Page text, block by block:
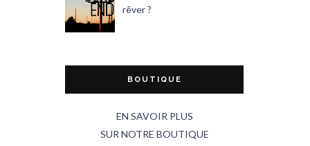
rêver ?
BOUTIQUE
EN SAVOIR PLUS
SUR NOTRE BOUTIQUE